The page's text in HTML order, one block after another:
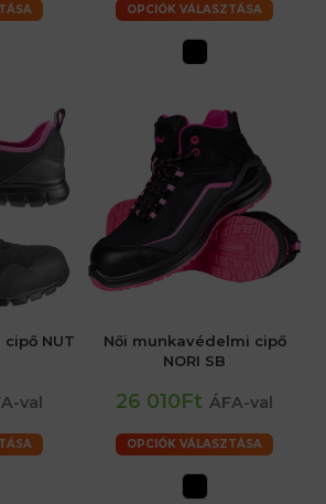
OPCIÓK VÁLASZTÁSA
NUT
val
Női munkavédelmi cipő
NORI SB
26 010Ft ÁFA-val
OPCIÓK VÁLASZTÁSA